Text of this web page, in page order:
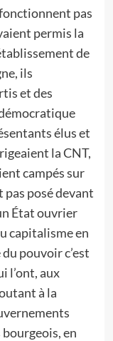
pas
permis la
de
ils
et des
élus et
la CNT,
campés sur
posé devant
État ouvrier
capitalisme en
pouvoir c’est
l’ont, aux
à la
en